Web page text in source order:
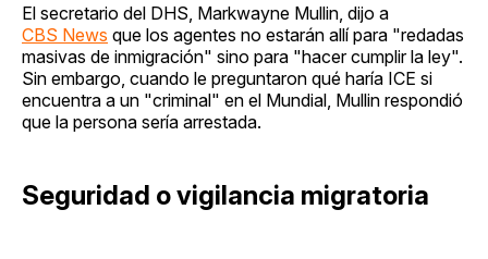
El secretario del DHS, Markwayne Mullin, dijo a
CBS News que los agentes no estarán allí para "redadas
masivas de inmigración" sino para "hacer cumplir la ley".
Sin embargo, cuando le preguntaron qué haría ICE si
encuentra a un "criminal" en el Mundial, Mullin respondió
que la persona sería arrestada.
Seguridad o vigilancia migratoria